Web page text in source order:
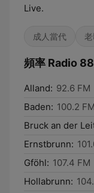
Live.
成人當代
頻率 Radio
Alland: 92.6 FM
Baden: 100.2 FM
Bruck an der
Ernstbrunn:
Gföhl: 107.4 FM
Hollabrunn: